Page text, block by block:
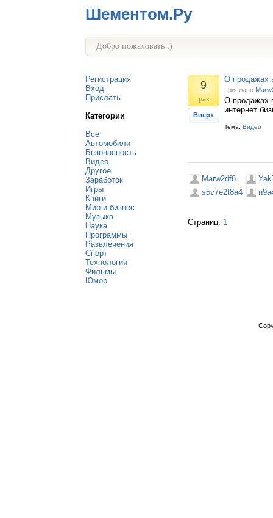
Шементом.Ру
Добро пожаловать :)
Регистрация
Вход
Прислать
Категории
Все
Автомобили
Безопасность
Видео
Другое
Заработок
Игры
Книги
Мир и бизнес
Музыка
Наука
Программы
Развлечения
Спорт
Технологии
Фильмы
Юмор
9
раз
Вверх
О продажах
прислано
О продажах
интернет
Тема: Видео
Marw2df8
s5v7e2t8a4
Страниц: 1